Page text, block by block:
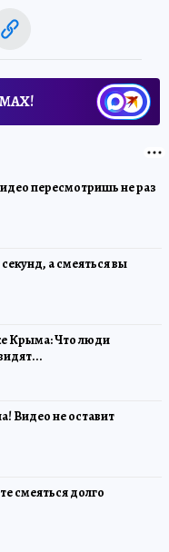
пересмотришь не раз
а смеяться вы
Крыма: Что люди
Видео не оставит
смеяться долго